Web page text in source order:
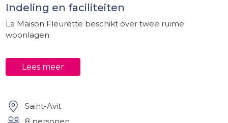
Indeling en faciliteiten
La Maison Fleurette beschikt over twee ruime
woonlagen:
Bovenverdieping: een royale woonkamer/keuken
van 60 m² met prachtig uitzicht op de tuin, het
televisie of speel een potje tafelvoetbal. De
moderne keuken is volledig uitgerust met o.a. een
Lees meer
Saint-Avit